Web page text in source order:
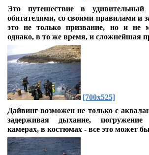
Это путешествие в
обитателями, со своими правилами и
это не только призвание, но и не
однако, в то же время, и сложнейшая
[700x525]
Дайвинг возможен не только с
задерживая дыхание,
камерах, в костюмах - все это может